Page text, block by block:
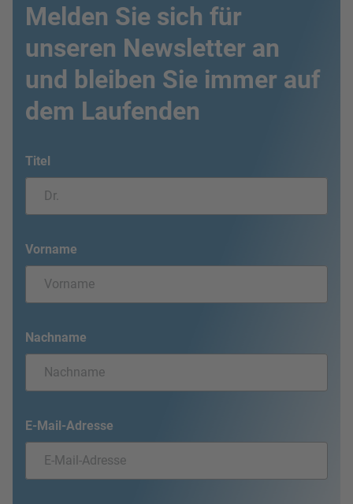
Melden Sie sich für
unseren Newsletter an
und bleiben Sie immer auf
dem Laufenden
Titel
Vorname
Nachname
E-Mail-Adresse